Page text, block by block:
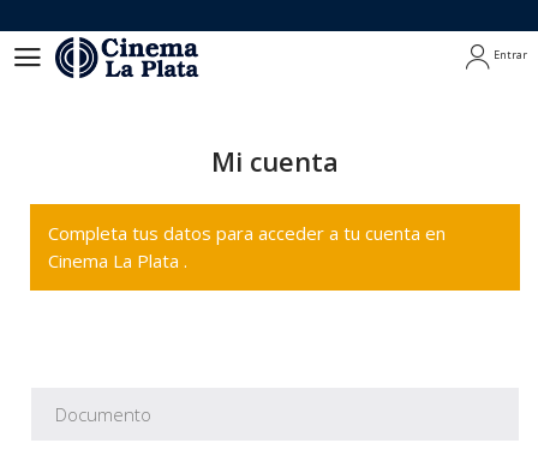
Entrar
Mi cuenta
Completa tus datos para acceder a tu cuenta en
Cinema La Plata .